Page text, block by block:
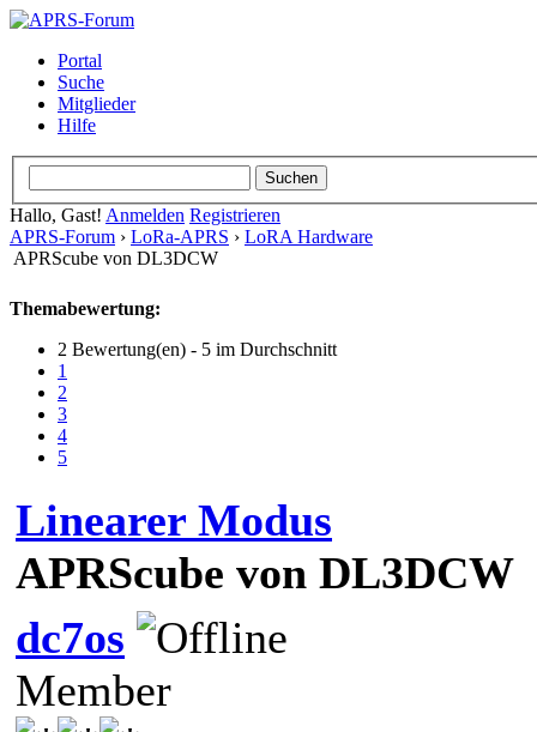
Portal
Suche
Mitglieder
Hilfe
Hallo, Gast! Anmelden Registrieren
APRS-Forum › LoRa-APRS › LoRA Hardware
APRScube von DL3DCW
Themabewertung:
2 Bewertung(en) - 5 im Durchschnitt
1
2
3
4
5
Linearer Modus
APRScube von DL3DCW
dc7os
Member